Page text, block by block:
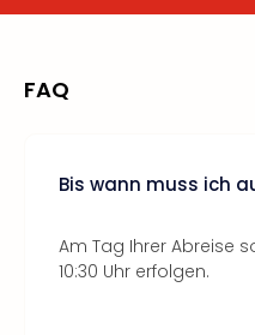
FAQ
Bis wann muss ich
Am Tag Ihrer Abreise
10:30 Uhr erfolgen.